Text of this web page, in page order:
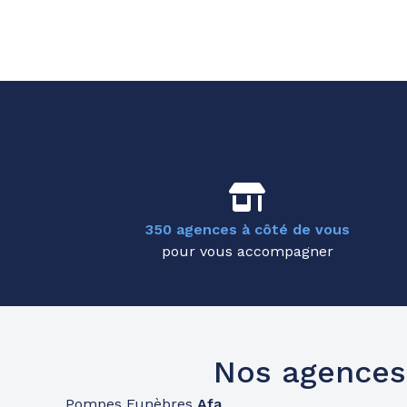
350 agences à côté de vous
pour vous accompagner
Nos